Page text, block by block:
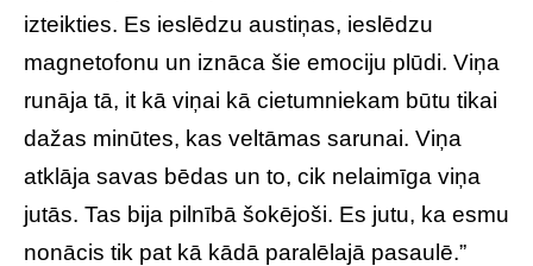
izteikties. Es ieslēdzu austiņas, ieslēdzu
magnetofonu un iznāca šie emociju plūdi. Viņa
runāja tā, it kā viņai kā cietumniekam būtu tikai
dažas minūtes, kas veltāmas sarunai. Viņa
atklāja savas bēdas un to, cik nelaimīga viņa
jutās. Tas bija pilnībā šokējoši. Es jutu, ka esmu
nonācis tik pat kā kādā paralēlajā pasaulē.”